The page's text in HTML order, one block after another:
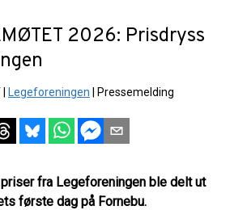
2026: Prisdryss
Legeforeningen Pressemelding
fra Legeforeningen ble delt ut
første dag på Fornebu.